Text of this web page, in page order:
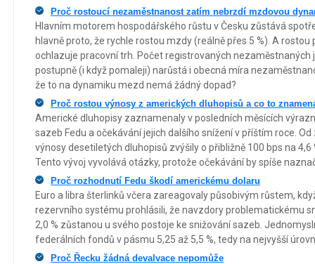
Proč rostoucí nezaměstnanost zatím nebrzdí mzdovou
Hlavním motorem hospodářského růstu v Česku zůstává
hlavně proto, že rychle rostou mzdy (reálně přes 5 %). A rostou
ochlazuje pracovní trh. Počet registrovaných nezaměstnaných
postupně (i když pomaleji) narůstá i obecná míra
že to na dynamiku mezd nemá žádný dopad?
Proč rostou výnosy z amerických dluhopisů a co to
Americké dluhopisy zaznamenaly v posledních měsících
sazeb Fedu a očekávání jejich dalšího snížení v příštím roce.
výnosy desetiletých dluhopisů zvýšily o přibližně 100 bps na 4,6
Tento vývoj vyvolává otázky, protože očekávání by spíše
Proč rozhodnutí Fedu škodí americkému dolaru
Euro a libra šterlinků včera zareagovaly působivým růstem,
rezervního systému prohlásili, že navzdory problematickému
2,0 % zůstanou u svého postoje ke snižování sazeb.
federálních fondů v pásmu 5,25 až 5,5 %, tedy na nejvyšší
Proč Řecku žádná devalvace nepomůže